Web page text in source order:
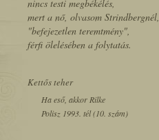
nincs testi megbékélés,
mert a nő, olvasom Strindbergnél,
"befejezetlen teremtmény",
férfi ölelésében a folytatás.
Kettős teher
Ha eső, akkor Rilke
Polisz 1993. tél (10. szám)